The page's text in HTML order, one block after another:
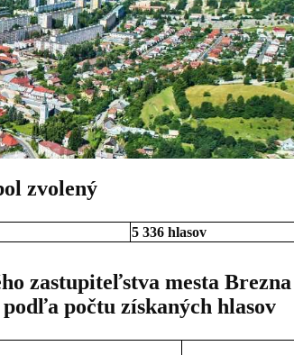
zvolený
5 336 hlasov
zastupiteľstva mesta Brezna
počtu získaných hlasov